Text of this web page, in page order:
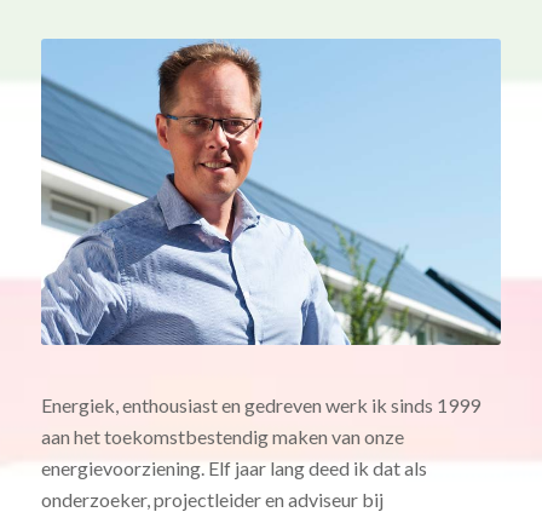
Energiek, enthousiast en gedreven werk ik sinds 1999
aan het toekomstbestendig maken van onze
energievoorziening. Elf jaar lang deed ik dat als
onderzoeker, projectleider en adviseur bij